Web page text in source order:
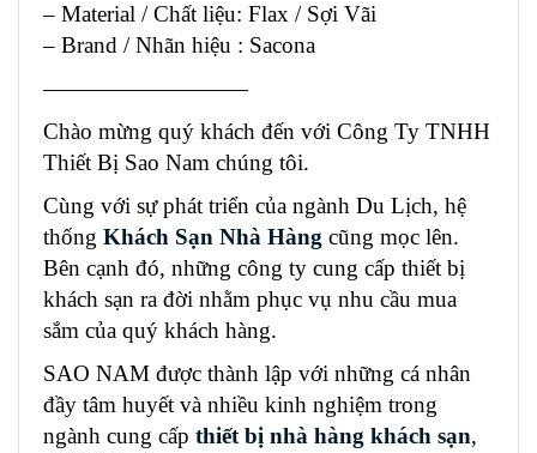
– Material / Chất liệu: Flax / Sợi Vãi
– Brand / Nhãn hiệu : Sacona
—————————
Chào mừng quý khách đến với Công Ty TNHH
Thiết Bị Sao Nam chúng tôi.
Cùng với sự phát triển của ngành Du Lịch, hệ
thống Khách Sạn Nhà Hàng cũng mọc lên.
Bên cạnh đó, những công ty cung cấp thiết bị
khách sạn ra đời nhằm phục vụ nhu cầu mua
sắm của quý khách hàng.
SAO NAM được thành lập với những cá nhân
đầy tâm huyết và nhiều kinh nghiệm trong
ngành cung cấp thiết bị nhà hàng khách sạn,